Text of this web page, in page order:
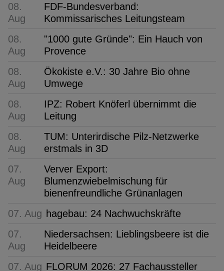
08.
Aug
FDF-Bundesverband:
Kommissarisches Leitungsteam
08.
Aug
"1000 gute Gründe": Ein Hauch von
Provence
08.
Aug
Ökokiste e.V.: 30 Jahre Bio ohne
Umwege
08.
Aug
IPZ: Robert Knöferl übernimmt die
Leitung
08.
Aug
TUM: Unterirdische Pilz-Netzwerke
erstmals in 3D
07.
Aug
Verver Export:
Blumenzwiebelmischung für
bienenfreundliche Grünanlagen
07. Aug hagebau: 24 Nachwuchskräfte
07.
Aug
Niedersachsen: Lieblingsbeere ist die
Heidelbeere
07. Aug FLORUM 2026: 27 Fachaussteller